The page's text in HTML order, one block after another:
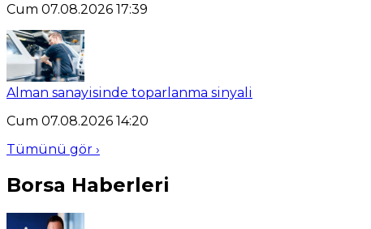
Cum 07.08.2026 17:39
Alman sanayisinde toparlanma sinyali
Cum 07.08.2026 14:20
Tümünü gör ›
Borsa Haberleri